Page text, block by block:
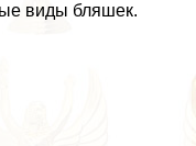
виды бляшек.